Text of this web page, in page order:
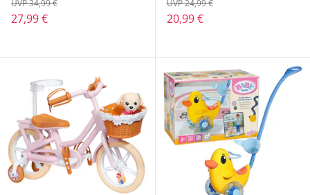
27,99 €
UVP 34,99 €
20,99 €
UVP 24,99 €